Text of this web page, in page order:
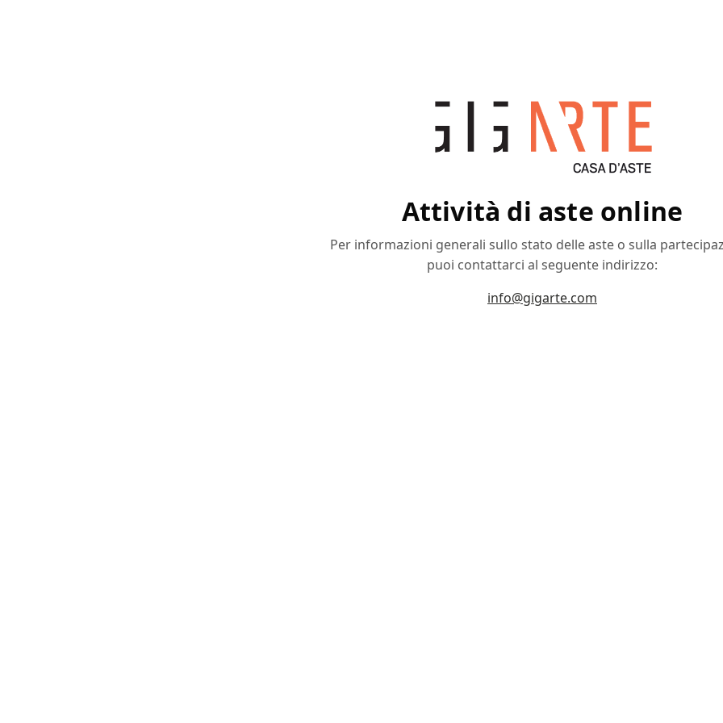
Attività di aste online
Per informazioni generali sullo stato delle aste o sulla
puoi contattarci al seguente indirizzo:
info@gigarte.com